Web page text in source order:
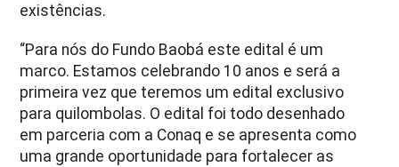
existências.
“Para nós do Fundo Baobá este edital é um
marco. Estamos celebrando 10 anos e será a
primeira vez que teremos um edital exclusivo
para quilombolas. O edital foi todo desenhado
em parceria com a Conaq e se apresenta como
uma grande oportunidade para fortalecer as